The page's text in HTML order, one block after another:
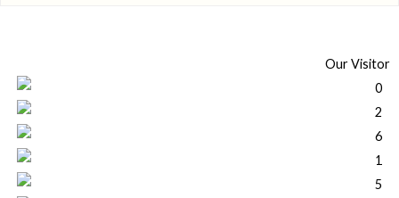
Our Visitor